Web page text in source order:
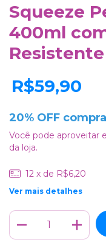
Squeeze
400ml
R$59,90
20% OFF
Você pode aproveitar
da loja.
12 x de R$6,20
Ver mais detalhes